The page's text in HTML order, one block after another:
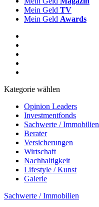
Mein Geld TV
Mein Geld Awards
Kategorie wählen
Opinion Leaders
Investmentfonds
Sachwerte / Immobilien
Berater
Versicherungen
Wirtschaft
Nachhaltigkeit
Lifestyle / Kunst
Galerie
Sachwerte / Immobilien